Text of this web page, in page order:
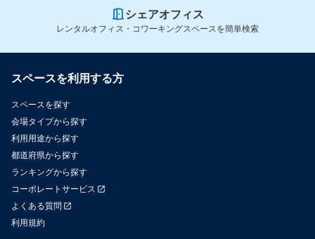
シェアオフィス
レンタルオフィス・コワーキングスペースを簡単検索
スペースを利用する方
スペースを探す
会場タイプから探す
利用用途から探す
都道府県から探す
ランキングから探す
コーポレートサービス
よくある質問
利用規約